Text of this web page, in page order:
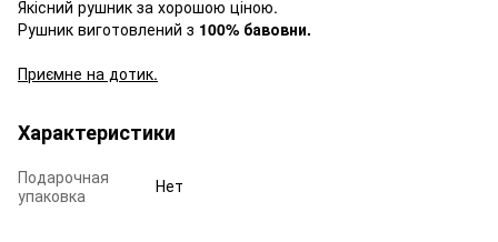
Якісний рушник за хорошою ціною.
Рушник виготовлений з 100% бавовни.
Приємне на дотик.
Характеристики
Подарочная
упаковка
Нет